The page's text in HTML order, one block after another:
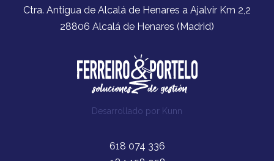
Ctra. Antigua de Alcalá de Henares a Ajalvir Km 2,2
28806 Alcalá de Henares (Madrid)
Desarrollado por Kunn
618 074 336